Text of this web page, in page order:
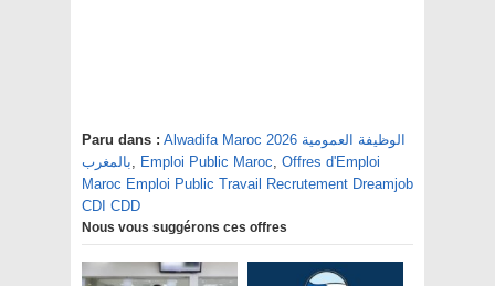
Paru dans : Alwadifa Maroc 2026 الوظيفة العمومية
بالمغرب, Emploi Public Maroc, Offres d'Emploi
Maroc Emploi Public Travail Recrutement Dreamjob
CDI CDD
Nous vous suggérons ces offres